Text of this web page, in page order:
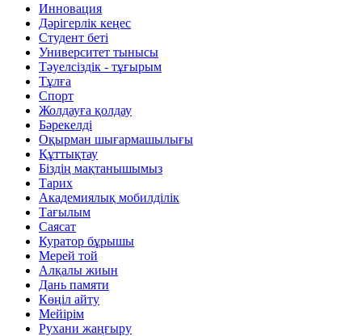
Инновация
Дәрігерлік кеңес
Студент беті
Университет тынысы
Тәуелсіздік - тұғырым
Тұлға
Спорт
Жолдауға қолдау
Бәрекелді
Оқырман шығармашылығы
Құттықтау
Біздің мақтанышымыз
Тарих
Академиялық мобилділік
Тағылым
Саясат
Куратор бұрышы
Мерей той
Алқалы жиын
Дань памяти
Көңіл айту
Мейірім
Рухани жаңғыру